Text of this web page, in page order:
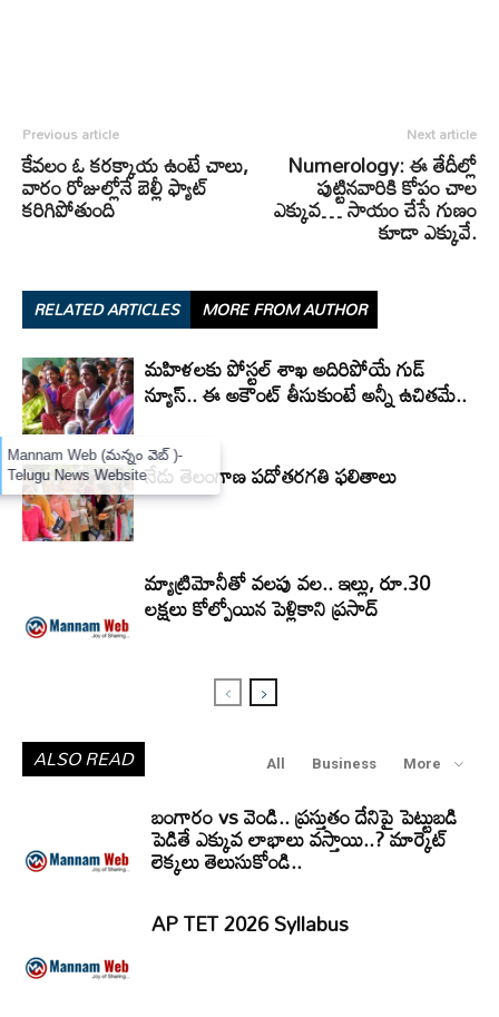
Previous article
కేవలం ఓ కరక్కాయ ఉంటే చాలు,
వారం రోజుల్లోనే బెల్లీ ఫ్యాట్
కరిగిపోతుంది
Next article
Numerology: ఈ తేదీల్లో
పుట్టినవారికి కోపం చాల
ఎక్కువ… సాయం చేసే గుణం
కూడా ఎక్కువే.
RELATED ARTICLES MORE FROM AUTHOR
మహిళలకు పోస్టల్ శాఖ అదిరిపోయే గుడ్
న్యూస్.. ఈ అకౌంట్ తీసుకుంటే అన్నీ ఉచితమే..
నేడు తెలంగాణ పదోతరగతి ఫలితాలు
మ్యాట్రిమోనీతో వలపు వల.. ఇల్లు, రూ.30
లక్షలు కోల్పోయిన పెళ్లికాని ప్రసాద్
ALSO READ All Business More
బంగారం vs వెండి.. ప్రస్తుతం దేనిపై పెట్టుబడి
పెడితే ఎక్కువ లాభాలు వస్తాయి..? మార్కెట్
లెక్కలు తెలుసుకోండి..
AP TET 2026 Syllabus
×
Mannam Web (మన్నం వెబ్ )-
Telugu News Website